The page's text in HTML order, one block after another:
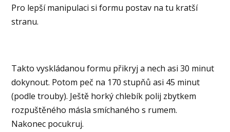
Pro lepší manipulaci si formu postav na tu kratší
stranu.
Takto vyskládanou formu přikryj a nech asi 30 minut
dokynout. Potom peč na 170 stupňů asi 45 minut
(podle trouby). Ještě horký chlebík polij zbytkem
rozpuštěného másla smíchaného s rumem.
Nakonec pocukruj.